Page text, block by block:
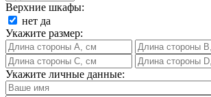
Верхние шкафы:
нет да
Укажите размер:
Укажите личные данные: